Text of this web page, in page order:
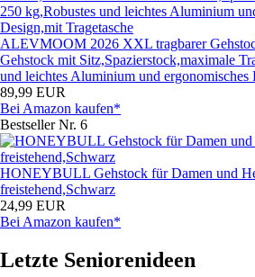
ALEVMOOM 2026 XXL tragbarer
Gehstock mit Sitz,Spazierstock,maximale
und leichtes Aluminium und ergonomisches
89,99 EUR
Bei Amazon kaufen*
Bestseller Nr. 6
HONEYBULL Gehstock für Damen und
freistehend,Schwarz
24,99 EUR
Bei Amazon kaufen*
Letzte Seniorenideen